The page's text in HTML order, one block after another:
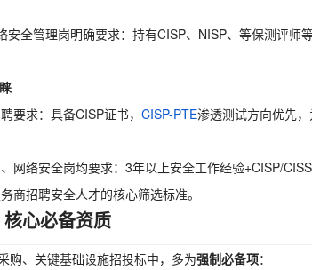
全管理岗明确要求：持有CISP、NISP、等保测评师
要求：具备CISP证书， CISP-PTE渗透测试方向优先，
网络安全岗均要求：3年以上安全工作经验+CISP/
商招聘安全人才的核心筛选标准。
心必备资质
购、关键基础设施招投标中，多为强制必备项：